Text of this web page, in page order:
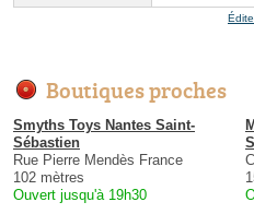
Boutiques proches
Smyths Toys Nantes Saint-
Sébastien
Rue Pierre Mendès France
102 mètres
Ouvert jusqu'à 19h30